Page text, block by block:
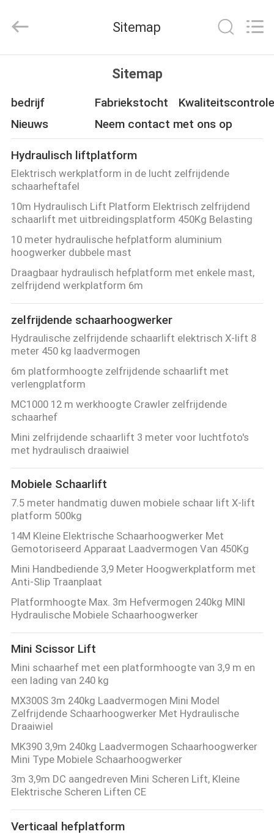
PRODUCTEN
OVER
ONS
FABRIEKSTOCHT
KWALITEITSCONTROLE
NEEM
CONTACT
MET
ONS
OP
NIEUWS
VRAAG
EEN
OFFERTE
SITEMAP
PRIVACYBELEID
LTD.
Reserved.
Sitemap
Sitemap
bedrijf Fabriekstocht
Nieuws
Neem contact met ons op
Hydraulisch liftplatform
Elektrisch werkplatform in de lucht zelfrijdende
schaarheftafel
10m Hydraulisch Lift Platform Elektrisch zelfrijdend
schaarlift met uitbreidingsplatform 450Kg Belasting
10 meter hydraulische hefplatform aluminium
hoogwerker dubbele mast
Draagbaar hydraulisch hefplatform met enkele mast,
zelfrijdend werkplatform 6m
zelfrijdende schaarhoogwerker
Hydraulische zelfrijdende schaarlift elektrisch X-lift 8
meter 450 kg laadvermogen
6m platformhoogte zelfrijdende schaarlift met
verlengplatform
MC1000 12 m werkhoogte Crawler zelfrijdende
schaarhef
Mini zelfrijdende schaarlift 3 meter voor luchtfoto's
met hydraulisch draaiwiel
Mobiele Schaarlift
7.5 meter handmatig duwen mobiele schaar lift X-lift
platform 500kg
14M Kleine Elektrische Schaarhoogwerker Met
Gemotoriseerd Apparaat Laadvermogen Van 450Kg
Mini Handbediende 3,9 Meter Hoogwerkplatform met
Anti-Slip Traanplaat
Platformhoogte Max. 3m Hefvermogen 240kg MINI
Hydraulische Mobiele Schaarhoogwerker
Mini Scissor Lift
Mini schaarhef met een platformhoogte van 3,9 m en
een lading van 240 kg
MX300S 3m 240kg Laadvermogen Mini Model
Zelfrijdende Schaarhoogwerker Met Hydraulische
Draaiwiel
MK390 3,9m 240kg Laadvermogen Schaarhoogwerker
Mini Type Mobiele Schaarhoogwerker
3m 3,9m DC aangedreven Mini Scheren Lift, Kleine
Elektrische Scheren Liften CE
Verticaal hefplatform